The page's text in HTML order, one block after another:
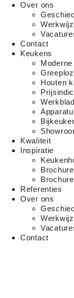
Over ons
Contact
Keukens
Houten
Kwaliteit
Inspiratie
Referenties
Over ons
Contact